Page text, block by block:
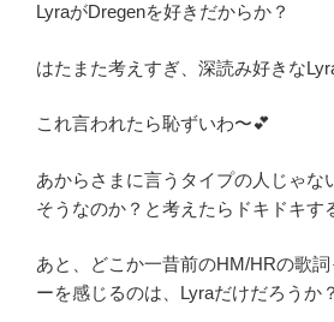
LyraがDregenを好きだからか？
はたまた考えすぎ、深読み好きな
これ言われたら恥ずいわ〜💕
あからさまに言うタイプの人じゃな
そうなのか？と考えたらドキドキす
あと、どこか一昔前のHM/HRの歌
ーを感じるのは、Lyraだけだろうか？